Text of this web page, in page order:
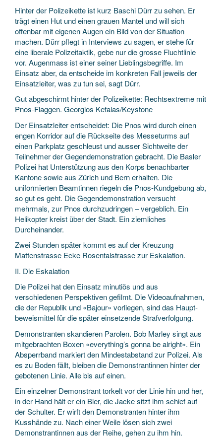
Hinter der Polizeikette ist kurz Baschi Dürr zu sehen. Er
trägt einen Hut und einen grauen Mantel und will sich
offenbar mit eigenen Augen ein Bild von der Situation
machen. Dürr pflegt in Interviews zu sagen, er stehe für
eine liberale Polizei­taktik, gebe nur die grosse Flucht­linie
vor. Augen­mass ist einer seiner Lieblings­begriffe. Im
Einsatz aber, da entscheide im konkreten Fall jeweils der
Einsatz­leiter, was zu tun sei, sagt Dürr.
Gut abgeschirmt hinter der Polizeikette: Rechtsextreme mit
Pnos-Flaggen. Georgios Kefalas/Keystone
Der Einsatzleiter entscheidet: Die Pnos wird durch einen
engen Korridor auf die Rückseite des Messe­turms auf
einen Parkplatz geschleust und ausser Sichtweite der
Teilnehmer der Gegen­demonstration gebracht. Die Basler
Polizei hat Unterstützung aus den Korps benachbarter
Kantone sowie aus Zürich und Bern erhalten. Die
uniformierten Beamtinnen riegeln die Pnos-Kundgebung ab,
so gut es geht. Die Gegen­demonstration versucht
mehrmals, zur Pnos durchzudringen – vergeblich. Ein
Helikopter kreist über der Stadt. Ein ziemliches
Durcheinander.
Zwei Stunden später kommt es auf der Kreuzung
Mattenstrasse Ecke Rosental­strasse zur Eskalation.
II. Die Eskalation
Die Polizei hat den Einsatz minutiös und aus
verschiedenen Perspektiven gefilmt. Die Video­aufnahmen,
die der Republik und «Bajour» vorliegen, sind das Haupt­
beweismittel für die später einsetzende Strafverfolgung.
Demonstranten skandieren Parolen. Bob Marley singt aus
mitgebrachten Boxen «everything’s gonna be alright». Ein
Absperr­band markiert den Mindest­abstand zur Polizei. Als
es zu Boden fällt, bleiben die Demonstrantinnen hinter der
gebotenen Linie. Alle bis auf einen.
Ein einzelner Demonstrant torkelt vor der Linie hin und her,
in der Hand hält er ein Bier, die Jacke sitzt ihm schief auf
der Schulter. Er wirft den Demonstranten hinter ihm
Kusshände zu. Nach einer Weile lösen sich zwei
Demonstrantinnen aus der Reihe, gehen zu ihm hin.